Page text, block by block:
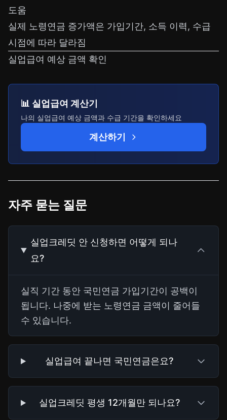
도움
실제 노령연금 증가액은 가입기간, 소득 이력, 수급
시점에 따라 달라짐
실업급여 예상 금액 확인
📊 실업급여 계산기
나의 실업급여 예상 금액과 수급 기간을 확인하세요
계산하기
자주 묻는 질문
실업크레딧 안 신청하면 어떻게 되나
요?
실직 기간 동안 국민연금 가입기간이 공백이
됩니다. 나중에 받는 노령연금 금액이 줄어들
수 있습니다.
실업급여 끝나면 국민연금은요?
실업크레딧 평생 12개월만 되나요?